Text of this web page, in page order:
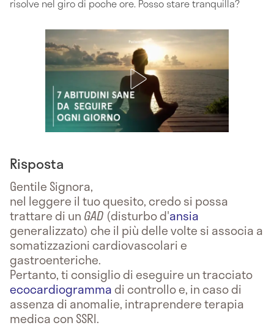
risolve nel giro di poche ore. Posso stare tranquilla?
Risposta
Gentile Signora,
nel leggere il tuo quesito, credo si possa
trattare di un GAD (disturbo d'ansia
generalizzato) che il più delle volte si associa a
somatizzazioni cardiovascolari e
gastroenteriche.
Pertanto, ti consiglio di eseguire un tracciato
ecocardiogrammadi controllo e, in caso di
assenza di anomalie, intraprendere terapia
medica con SSRI.